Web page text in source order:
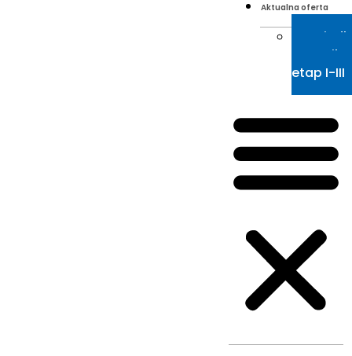
Aktualna oferta
etap I-III